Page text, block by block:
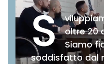
S
oltre 20
Siamo
soddisfatto dal